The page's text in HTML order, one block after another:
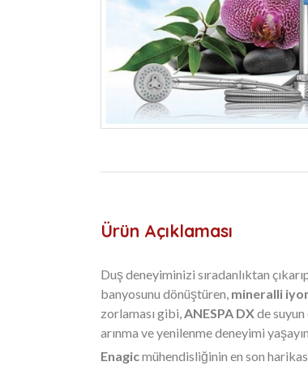
Ürün Açıklaması
Duş deneyiminizi sıradanlıktan
banyosunu dönüştüren, mineralli
zorlaması gibi,ANESPA DXde
arınma ve yenilenme deneyimi
Enagicmühendisliğinin en son